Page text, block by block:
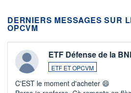
DERNIERS MESSAGES SUR
OPCVM
ETF Défense de la
ETF ET OPCVM
C'EST le moment d'acheter 😄​